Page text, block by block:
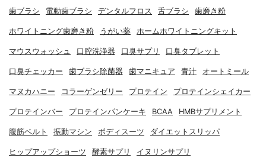
歯ブラシ 電動歯ブラシ デンタルフロス 舌ブラシ 歯磨き粉
ホワイトニング歯磨き粉 うがい薬 ホームホワイトニングキット
マウスウォッシュ 口腔洗浄器 口臭サプリ 口臭タブレット
口臭チェッカー 歯ブラシ除菌器 歯マニキュア 青汁 オートミール
マヌカハニー コラーゲンゼリー プロテイン プロテインシェイカー
プロテインバー プロテインパンケーキ BCAA HMBサプリメント
腹筋ベルト 振動マシン ボディスーツ ダイエットスリッパ
ヒップアップショーツ 酵素サプリ イヌリンサプリ